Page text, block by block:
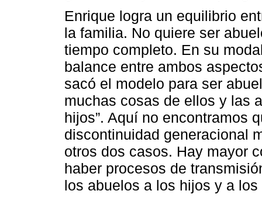
Enrique logra un equilibrio
la familia. No quiere ser
tiempo completo. En su
balance entre ambos
sacó el modelo para ser
muchas cosas de ellos y las
hijos”. Aquí no encontramos
discontinuidad generacional
otros dos casos. Hay mayor
haber procesos de
los abuelos a los hijos y a los